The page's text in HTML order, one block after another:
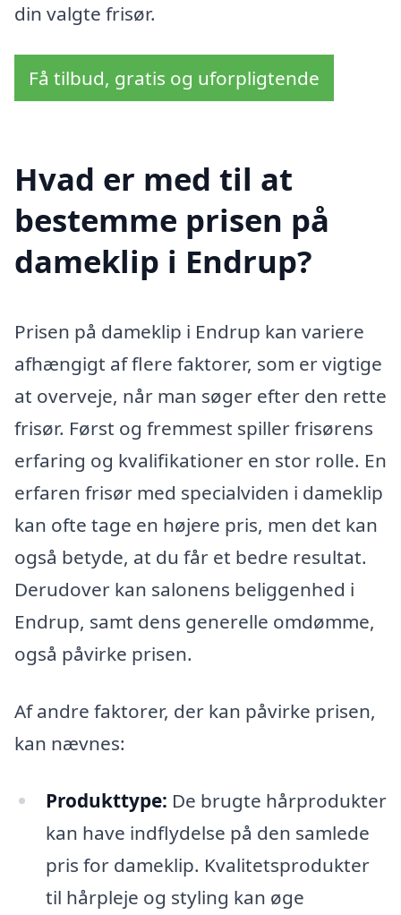
din valgte frisør.
Få tilbud, gratis og uforpligtende
Hvad er med til at
bestemme prisen på
dameklip i Endrup?
Prisen på dameklip i Endrup kan variere
afhængigt af flere faktorer, som er vigtige
at overveje, når man søger efter den rette
frisør. Først og fremmest spiller frisørens
erfaring og kvalifikationer en stor rolle. En
erfaren frisør med specialviden i dameklip
kan ofte tage en højere pris, men det kan
også betyde, at du får et bedre resultat.
Derudover kan salonens beliggenhed i
Endrup, samt dens generelle omdømme,
også påvirke prisen.
Af andre faktorer, der kan påvirke prisen,
kan nævnes:
Produkttype: De brugte hårprodukter
kan have indflydelse på den samlede
pris for dameklip. Kvalitetsprodukter
til hårpleje og styling kan øge